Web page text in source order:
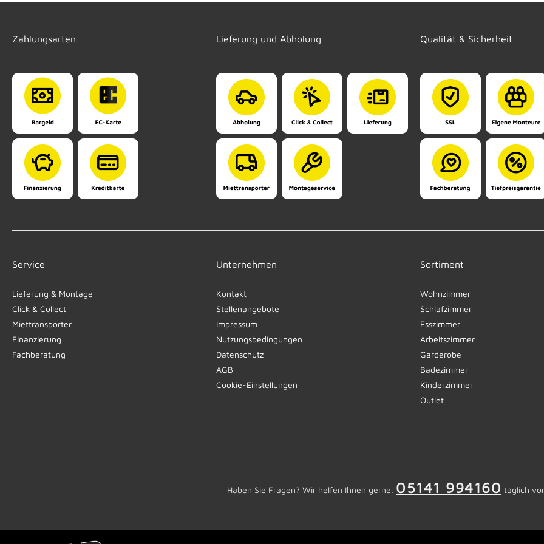
Zahlungsarten Lieferung und Abholung Qualität & Sicherheit
Service
Lieferung & Montage
Click & Collect
Miettransporter
Finanzierung
Fachberatung
Unternehmen
Kontakt
Stellenangebote
Impressum
Nutzungsbedingungen
Datenschutz
AGB
Cookie-Einstellungen
Sortiment
Wohnzimmer
Schlafzimmer
Esszimmer
Arbeitszimmer
Garderobe
Badezimmer
Kinderzimmer
Outlet
Haben Sie Fragen? Wir helfen Ihnen gerne. 05141 994160 täglich